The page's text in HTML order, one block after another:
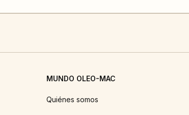
MUNDO OLEO-MAC
Quiénes somos